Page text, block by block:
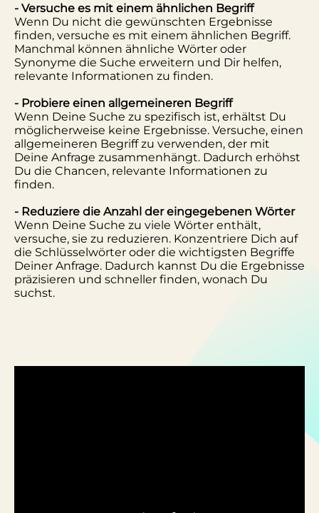
- Versuche es mit einem ähnlichen Begriff
Wenn Du nicht die gewünschten Ergebnisse
finden, versuche es mit einem ähnlichen Begriff.
Manchmal können ähnliche Wörter oder
Synonyme die Suche erweitern und Dir helfen,
relevante Informationen zu finden.
- Probiere einen allgemeineren Begriff
Wenn Deine Suche zu spezifisch ist, erhältst Du
möglicherweise keine Ergebnisse. Versuche, einen
allgemeineren Begriff zu verwenden, der mit
Deine Anfrage zusammenhängt. Dadurch erhöhst
Du die Chancen, relevante Informationen zu
finden.
- Reduziere die Anzahl der eingegebenen Wörter
Wenn Deine Suche zu viele Wörter enthält,
versuche, sie zu reduzieren. Konzentriere Dich auf
die Schlüsselwörter oder die wichtigsten Begriffe
Deiner Anfrage. Dadurch kannst Du die Ergebnisse
präzisieren und schneller finden, wonach Du
suchst.